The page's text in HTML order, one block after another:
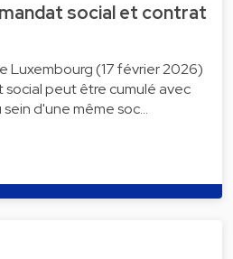
social et contrat
Luxembourg (17 février 2026)
peut être cumulé avec
d'une même soc…